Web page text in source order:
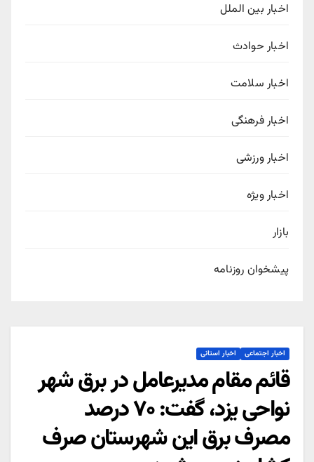
اخبار بین الملل
اخبار حوادث
اخبار سلامت
اخبار فرهنگی
اخبار ورزشی
اخبار ویژه
بازار
پیشخوان روزنامه
اخبار اجتماعی اخبار استانی
قائم مقام مدیرعامل در برق شهر
نواحی یزد، گفت: ۷۰ درصد
مصرف برق این شهرستان صرف